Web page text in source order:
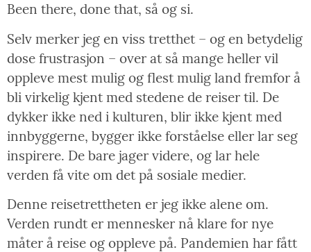
Been there, done that, så og si.
Selv merker jeg en viss tretthet – og en betydelig
dose frustrasjon – over at så mange heller vil
oppleve mest mulig og flest mulig land fremfor å
bli virkelig kjent med stedene de reiser til. De
dykker ikke ned i kulturen, blir ikke kjent med
innbyggerne, bygger ikke forståelse eller lar seg
inspirere. De bare jager videre, og lar hele
verden få vite om det på sosiale medier.
Denne reisetrettheten er jeg ikke alene om.
Verden rundt er mennesker nå klare for nye
måter å reise og oppleve på. Pandemien har fått